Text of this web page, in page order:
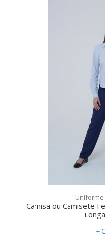
Uniforme
Camisa ou Camisete